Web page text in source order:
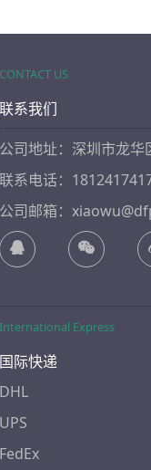
CONTACT US
联系我们
公司地址：深圳市龙
联系电话：
公司邮箱：
International Express
国际快递
DHL
UPS
FedEx